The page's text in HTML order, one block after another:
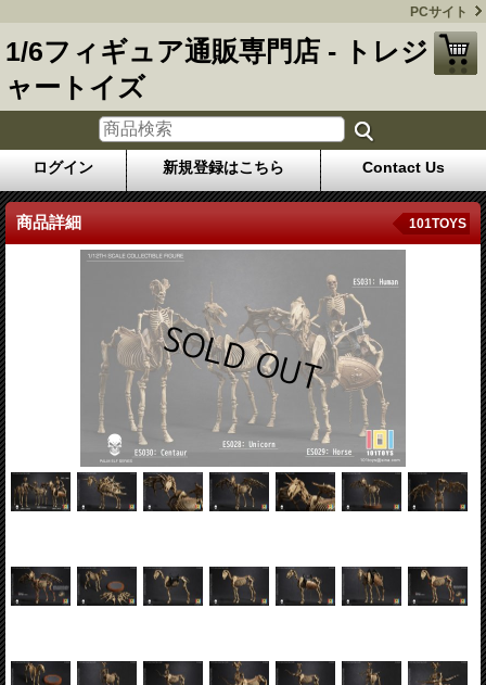
PCサイト
1/6フィギュア通販専門店 - トレジ
ャートイズ
ログイン 新規登録はこちら Contact Us
商品詳細 101TOYS